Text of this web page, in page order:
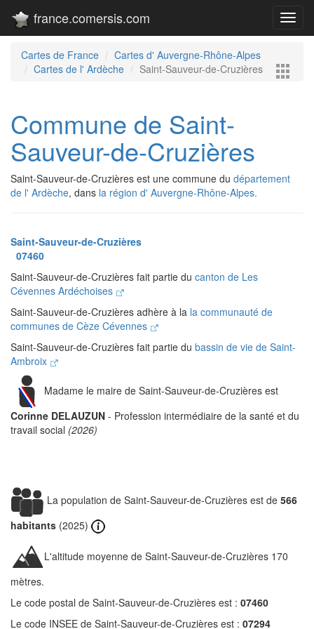
france.comersis.com
Cartes de France
Cartes d' Auvergne-Rhône-Alpes
Cartes de l' Ardèche
Saint-Sauveur-de-Cruzières
Commune de Saint-
Sauveur-de-Cruzières
Saint-Sauveur-de-Cruzières est une commune du département
de l' Ardèche, dans la région d' Auvergne-Rhône-Alpes.
Saint-Sauveur-de-Cruzières
07460
Saint-Sauveur-de-Cruzières fait partie du canton de Les
Cévennes Ardéchoises
Saint-Sauveur-de-Cruzières adhère à la la communauté de
communes de Cèze Cévennes
Saint-Sauveur-de-Cruzières fait partie du bassin de vie de Saint-
Ambroix
Madame le maire de Saint-Sauveur-de-Cruzières est
Corinne DELAUZUN - Profession intermédiaire de la santé et du
travail social (2026)
La population de Saint-Sauveur-de-Cruzières est de 566
habitants (2025)
L'altitude moyenne de Saint-Sauveur-de-Cruzières 170
mètres.
Le code postal de Saint-Sauveur-de-Cruzières est : 07460
Le code INSEE de Saint-Sauveur-de-Cruzières est : 07294